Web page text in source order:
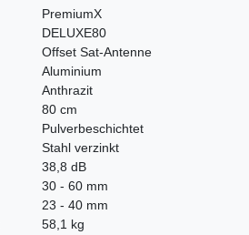
PremiumX
DELUXE80
Offset Sat-Antenne
Aluminium
Anthrazit
80 cm
Pulverbeschichtet
Stahl verzinkt
38,8 dB
30 - 60 mm
23 - 40 mm
58,1 kg